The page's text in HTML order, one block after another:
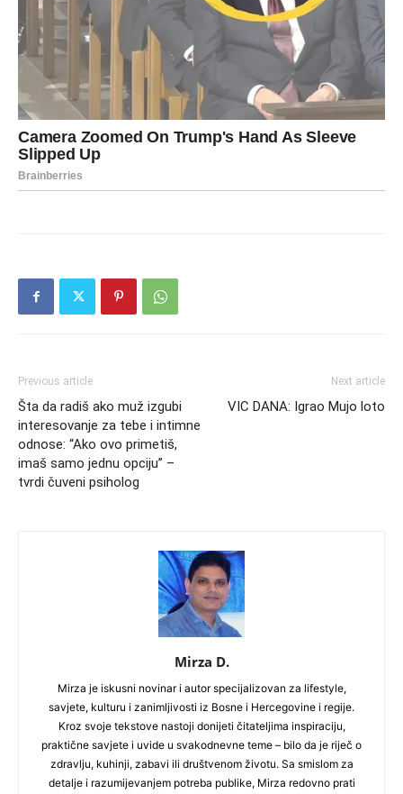
Previous article
Šta da radiš ako muž izgubi
interesovanje za tebe i intimne
odnose: “Ako ovo primetiš,
imaš samo jednu opciju” –
tvrdi čuveni psiholog
Next article
VIC DANA: Igrao Mujo loto
Mirza D.
Mirza je iskusni novinar i autor specijalizovan za lifestyle,
savjete, kulturu i zanimljivosti iz Bosne i Hercegovine i regije.
Kroz svoje tekstove nastoji donijeti čitateljima inspiraciju,
praktične savjete i uvide u svakodnevne teme – bilo da je riječ o
zdravlju, kuhinji, zabavi ili društvenom životu. Sa smislom za
detalje i razumijevanjem potreba publike, Mirza redovno prati